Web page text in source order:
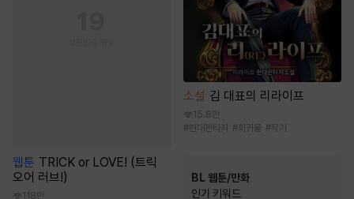
웹툰 TRICK or LOVE! (트릭
오어 러브!)
118만
소설 김 대표의 리라이프
15.8만
#현대판타지 #회귀물 #작가
BL 웹툰/만화
인기 키워드